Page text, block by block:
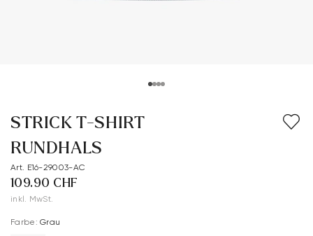
STRICK T-SHIRT
RUNDHALS
Art. E16-29003-AC
109.90 CHF
inkl. MwSt.
Farbe: Grau